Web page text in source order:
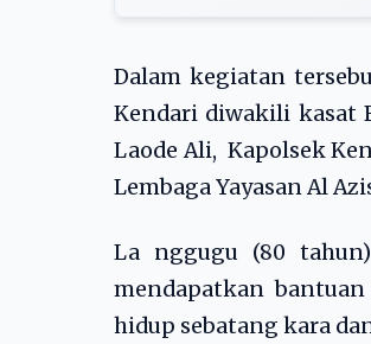
Dalam kegiatan
Kendari diwakili kasat
Laode Ali, Kapolsek
Lembaga Yayasan Al
La nggugu (80
mendapatkan
hidup sebatang kara